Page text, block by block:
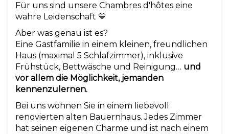
Für uns sind unsere Chambres d'hôtes eine
wahre Leidenschaft 💛
Aber was genau ist es?
Eine Gastfamilie in einem kleinen, freundlichen
Haus (maximal 5 Schlafzimmer), inklusive
Frühstück, Bettwäsche und Reinigung… und
vor allem die Möglichkeit, jemanden
kennenzulernen.
Bei uns wohnen Sie in einem liebevoll
renovierten alten Bauernhaus. Jedes Zimmer
hat seinen eigenen Charme und ist nach einem